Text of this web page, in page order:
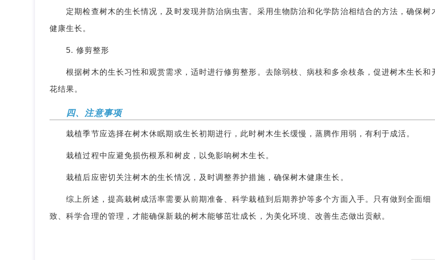
定期检查树木的生长情况，及时发现并防治病虫害。采用生物防治和化学防治相结合的方法，确保树
健康生长。
5. 修剪整形
根据树木的生长习性和观赏需求，适时进行修剪整形。去除弱枝、病枝和多余枝条，促进树木生长和
花结果。
四、注意事项
栽植季节应选择在树木休眠期或生长初期进行，此时树木生长缓慢，蒸腾作用弱，有利于成活。
栽植过程中应避免损伤根系和树皮，以免影响树木生长。
栽植后应密切关注树木的生长情况，及时调整养护措施，确保树木健康生长。
综上所述，提高栽树成活率需要从前期准备、科学栽植到后期养护等多个方面入手。只有做到全面细
致、科学合理的管理，才能确保新栽的树木能够茁壮成长，为美化环境、改善生态做出贡献。